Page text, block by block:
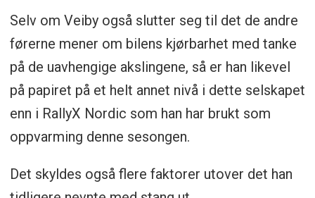
Selv om Veiby også slutter seg til det de andre
førerne mener om bilens kjørbarhet med tanke
på de uavhengige akslingene, så er han likevel
på papiret på et helt annet nivå i dette selskapet
enn i RallyX Nordic som han har brukt som
oppvarming denne sesongen.
Det skyldes også flere faktorer utover det han